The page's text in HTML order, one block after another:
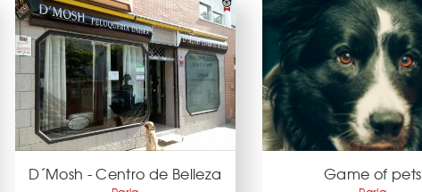
D´Mosh - Centro de Belleza Game of pets